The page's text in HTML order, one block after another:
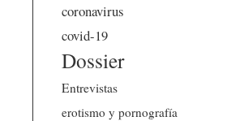
coronavirus
covid-19
Dossier
Entrevistas
erotismo y pornografía